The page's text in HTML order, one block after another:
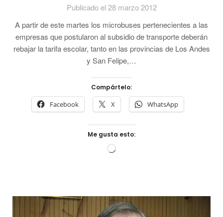
Publicado el 28 marzo 2012
A partir de este martes los microbuses pertenecientes a las
empresas que postularon al subsidio de transporte deberán
rebajar la tarifa escolar, tanto en las provincias de Los Andes
y San Felipe,…
Compártelo:
Facebook X WhatsApp
Me gusta esto:
Cargando...